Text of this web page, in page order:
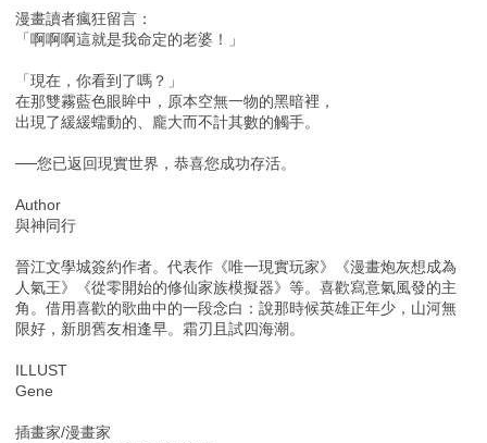
漫畫讀者瘋狂留言：
「啊啊啊這就是我命定的老婆！」
「現在，你看到了嗎？」
在那雙霧藍色眼眸中，原本空無一物的黑暗裡，
出現了緩緩蠕動的、龐大而不計其數的觸手。
──您已返回現實世界，恭喜您成功存活。
Author
與神同行
晉江文學城簽約作者。代表作《唯一現實玩家》《漫畫炮灰想成為
人氣王》《從零開始的修仙家族模擬器》等。喜歡寫意氣風發的主
角。借用喜歡的歌曲中的一段念白：說那時候英雄正年少，山河無
限好，新朋舊友相逢早。霜刃且試四海潮。
ILLUST
Gene
插畫家/漫畫家